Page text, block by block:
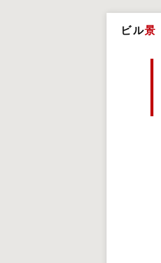
ビル景